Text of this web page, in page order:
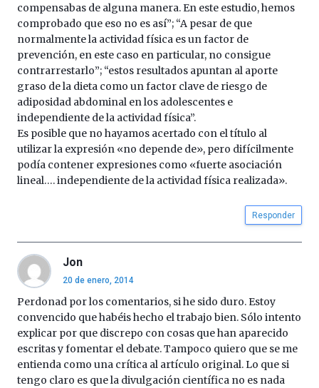
compensabas de alguna manera. En este estudio, hemos
comprobado que eso no es así”; “A pesar de que
normalmente la actividad física es un factor de
prevención, en este caso en particular, no consigue
contrarrestarlo”; “estos resultados apuntan al aporte
graso de la dieta como un factor clave de riesgo de
adiposidad abdominal en los adolescentes e
independiente de la actividad física”.
Es posible que no hayamos acertado con el título al
utilizar la expresión «no depende de», pero difícilmente
podía contener expresiones como «fuerte asociación
lineal…. independiente de la actividad física realizada».
Responder
Jon
20 de enero, 2014
Perdonad por los comentarios, si he sido duro. Estoy
convencido que habéis hecho el trabajo bien. Sólo intento
explicar por que discrepo con cosas que han aparecido
escritas y fomentar el debate. Tampoco quiero que se me
entienda como una crítica al artículo original. Lo que si
tengo claro es que la divulgación científica no es nada